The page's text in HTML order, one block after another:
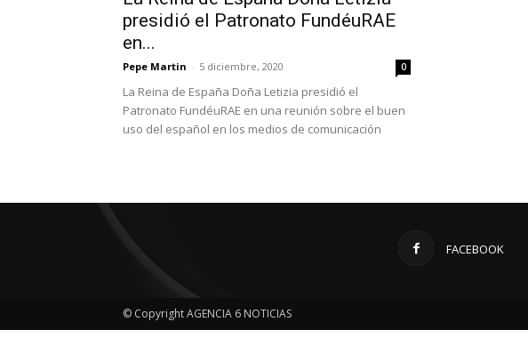
presidió el Patronato FundéuRAE
en...
Pepe Martin - 5 diciembre, 2020 0
La Reina de España Doña Letizia presidió el
Patronato FundéuRAE en una reunión sobre el buen
uso del español en los medios de comunicación
FACEBOOK
© Copyright AGENCIA 6 NOTICIAS